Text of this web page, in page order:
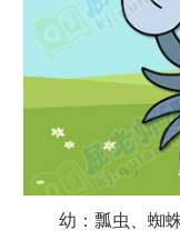
幼：瓢虫、蜘蛛